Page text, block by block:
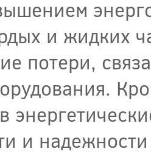
и жидких
потери,
и